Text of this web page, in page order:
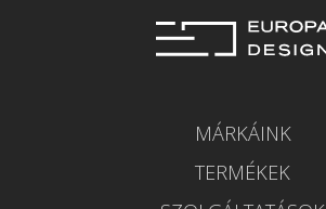
MÁRKÁINK
TERMÉKEK